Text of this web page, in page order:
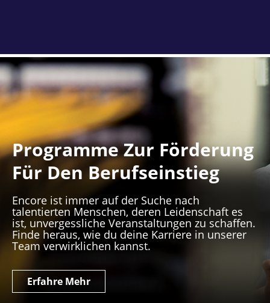
Programme Zur Förderung
Für Den Berufseinstieg
Encore ist immer auf der Suche nach
talentierten Menschen, deren Leidenschaft es
ist, unvergessliche Veranstaltungen zu schaffen.
Finde heraus, wie du deine Karriere in unserer
Team verwirklichen kannst.
Erfahre Mehr